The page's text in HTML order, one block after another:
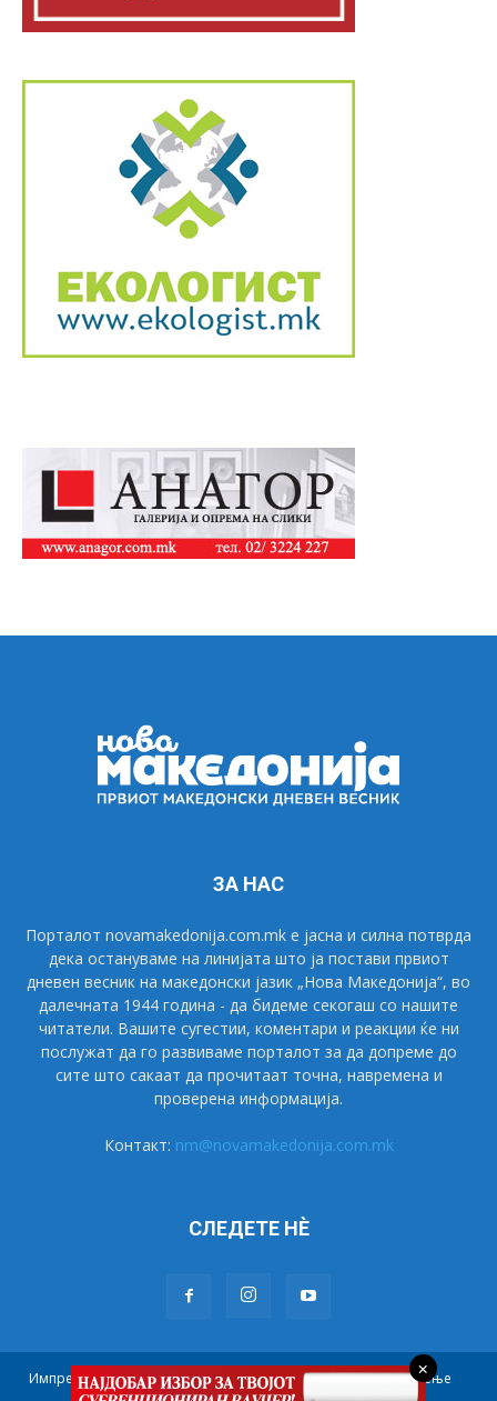
ЗА НАС
Порталот novamakedonija.com.mk е јасна и силна потврда
дека остануваме на линијата што ја постави првиот
дневен весник на македонски јазик „Нова Македонија“, во
далечната 1944 година - да бидеме секогаш со нашите
читатели. Вашите сугестии, коментари и реакции ќе ни
послужат да го развиваме порталот за да допреме до
сите што сакаат да прочитаат точна, навремена и
проверена информација.
Контакт: nm@novamakedonija.com.mk
СЛЕДЕТЕ НÈ
Импресум Маркетинг Претплата
Правила на користење
×